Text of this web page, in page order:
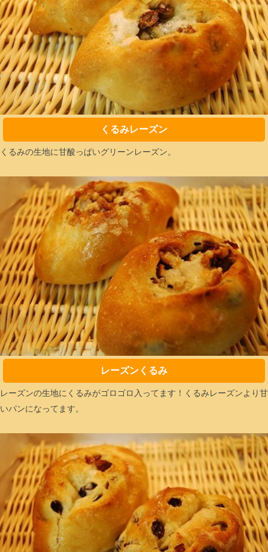
くるみレーズン
くるみの生地に甘酸っぱいグリーンレーズン。
レーズンくるみ
レーズンの生地にくるみがゴロゴロ入ってます！くるみレーズンより甘
いパンになってます。